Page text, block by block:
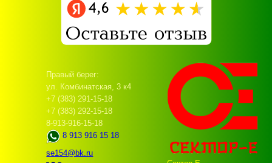
Правый берег:
ул. Комбинатская, 3 к4
+7 (383) 291-15-18
+7 (383) 292-15-18
8-913-916-15-18
8 913 916 15 18
se154@bk.ru